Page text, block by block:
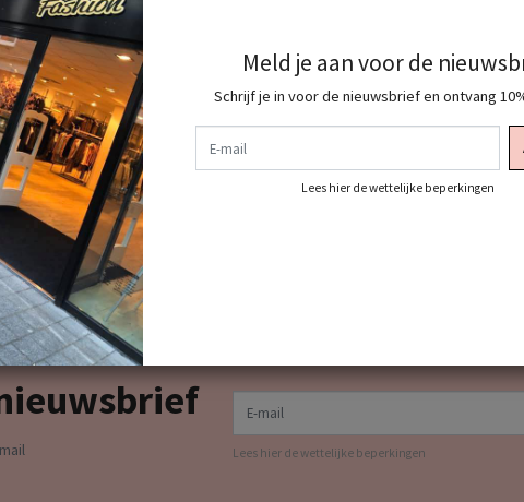
je allemaal bij ons dus shop jou complete
E-mail
Lees hier de wettelijke beperkingen
Meld je aan voor de
Schrijf je in voor de nieuwsbrief en ontvang
E-mail
Lees hier de wettelijke beperkingen